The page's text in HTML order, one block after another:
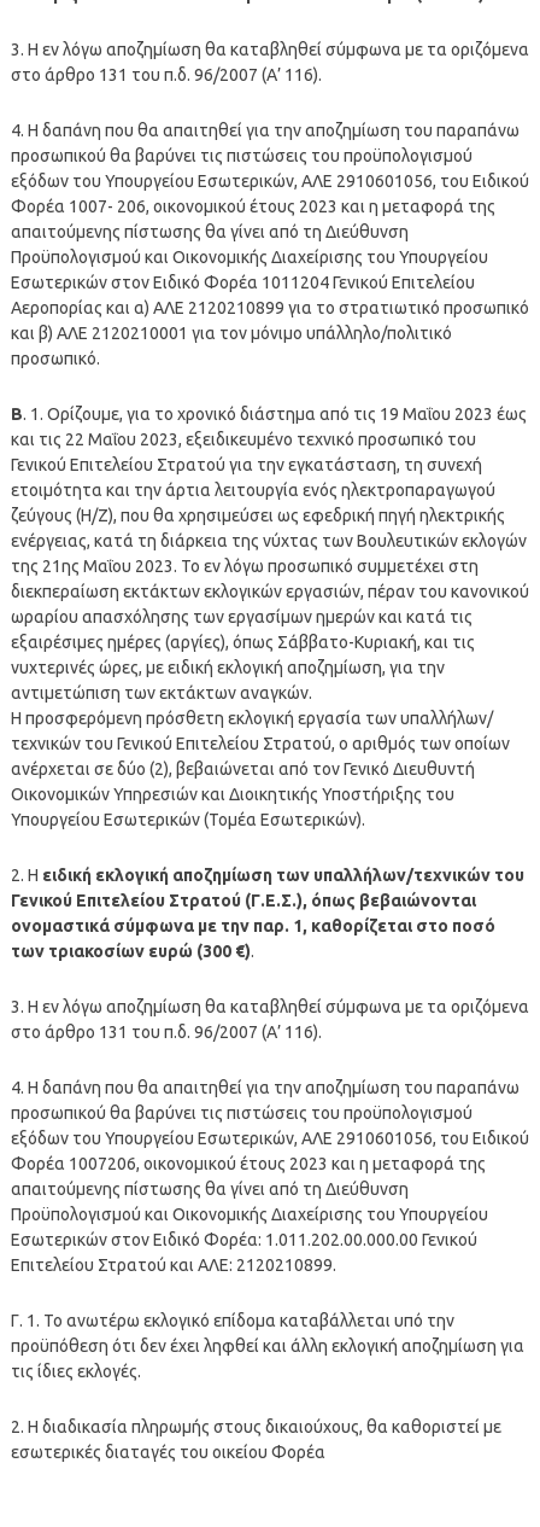
3. Η εν λόγω αποζημίωση θα καταβληθεί σύμφωνα με τα οριζόμενα
στο άρθρο 131 του π.δ. 96/2007 (Α’ 116).
4. Η δαπάνη που θα απαιτηθεί για την αποζημίωση του παραπάνω
προσωπικού θα βαρύνει τις πιστώσεις του προϋπολογισμού
εξόδων του Υπουργείου Εσωτερικών, ΑΛΕ 2910601056, του Ειδικού
Φορέα 1007- 206, οικονομικού έτους 2023 και η μεταφορά της
απαιτούμενης πίστωσης θα γίνει από τη Διεύθυνση
Προϋπολογισμού και Οικονομικής Διαχείρισης του Υπουργείου
Εσωτερικών στον Ειδικό Φορέα 1011204 Γενικού Επιτελείου
Αεροπορίας και α) ΑΛΕ 2120210899 για το στρατιωτικό προσωπικό
και β) ΑΛΕ 2120210001 για τον μόνιμο υπάλληλο/πολιτικό
προσωπικό.
Β. 1. Ορίζουμε, για το χρονικό διάστημα από τις 19 Μαΐου 2023 έως
και τις 22 Μαΐου 2023, εξειδικευμένο τεχνικό προσωπικό του
Γενικού Επιτελείου Στρατού για την εγκατάσταση, τη συνεχή
ετοιμότητα και την άρτια λειτουργία ενός ηλεκτροπαραγωγού
ζεύγους (Η/Ζ), που θα χρησιμεύσει ως εφεδρική πηγή ηλεκτρικής
ενέργειας, κατά τη διάρκεια της νύχτας των Βουλευτικών εκλογών
της 21ης Μαΐου 2023. Το εν λόγω προσωπικό συμμετέχει στη
διεκπεραίωση εκτάκτων εκλογικών εργασιών, πέραν του κανονικού
ωραρίου απασχόλησης των εργασίμων ημερών και κατά τις
εξαιρέσιμες ημέρες (αργίες), όπως Σάββατο-Κυριακή, και τις
νυχτερινές ώρες, με ειδική εκλογική αποζημίωση, για την
αντιμετώπιση των εκτάκτων αναγκών.
Η προσφερόμενη πρόσθετη εκλογική εργασία των υπαλλήλων/
τεχνικών του Γενικού Επιτελείου Στρατού, ο αριθμός των οποίων
ανέρχεται σε δύο (2), βεβαιώνεται από τον Γενικό Διευθυντή
Οικονομικών Υπηρεσιών και Διοικητικής Υποστήριξης του
Υπουργείου Εσωτερικών (Τομέα Εσωτερικών).
2. Η ειδική εκλογική αποζημίωση των υπαλλήλων/τεχνικών του
Γενικού Επιτελείου Στρατού (Γ.Ε.Σ.), όπως βεβαιώνονται
ονομαστικά σύμφωνα με την παρ. 1, καθορίζεται στο ποσό
των τριακοσίων ευρώ (300 €).
3. Η εν λόγω αποζημίωση θα καταβληθεί σύμφωνα με τα οριζόμενα
στο άρθρο 131 του π.δ. 96/2007 (Α’ 116).
4. Η δαπάνη που θα απαιτηθεί για την αποζημίωση του παραπάνω
προσωπικού θα βαρύνει τις πιστώσεις του προϋπολογισμού
εξόδων του Υπουργείου Εσωτερικών, ΑΛΕ 2910601056, του Ειδικού
Φορέα 1007206, οικονομικού έτους 2023 και η μεταφορά της
απαιτούμενης πίστωσης θα γίνει από τη Διεύθυνση
Προϋπολογισμού και Οικονομικής Διαχείρισης του Υπουργείου
Εσωτερικών στον Ειδικό Φορέα: 1.011.202.00.000.00 Γενικού
Επιτελείου Στρατού και ΑΛΕ: 2120210899.
Γ. 1. Το ανωτέρω εκλογικό επίδομα καταβάλλεται υπό την
προϋπόθεση ότι δεν έχει ληφθεί και άλλη εκλογική αποζημίωση για
τις ίδιες εκλογές.
2. Η διαδικασία πληρωμής στους δικαιούχους, θα καθοριστεί με
εσωτερικές διαταγές του οικείου Φορέα